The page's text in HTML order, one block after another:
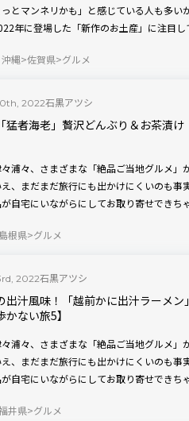
っとマンネリかも」と感じている人も多
年に登場した「新作のお土産」に注目
縄 佐賀県 グルメ
2022石黒アツシ
猛者海老」贅沢どんぶり＆お茶漬
浦々、さまざまな「絶品ご当地グルメ」
え、まだまだ旅行にも出かけにくいのも
自宅にいながらにしてお取り寄せできち
の連載では、ご当地の銘品や特産品に目
なまトロどんぶりセット」です。一体ど
島根県 グルメ
2022石黒アツシ
出汁風味！「越前かに出汁ラーメ
かない旅5】
浦々、さまざまな「絶品ご当地グルメ」
え、まだまだ旅行にも出かけにくいのも
自宅にいながらにしてお取り寄せできち
の連載では、ご当地の銘品や特産品に目
井県 グルメ